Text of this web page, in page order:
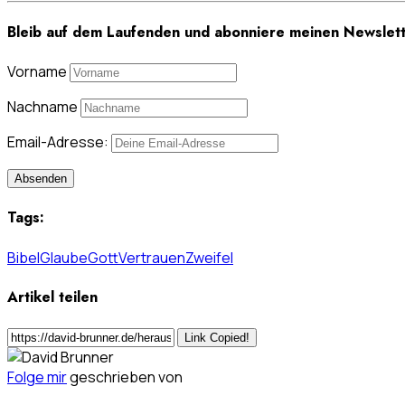
Bleib auf dem Laufenden und abonniere meinen
Vorname
Nachname
Email-Adresse:
Tags:
BibelGlaubeGottVertrauenZweifel
Artikel teilen
Link Copied!
Folge mirgeschrieben von